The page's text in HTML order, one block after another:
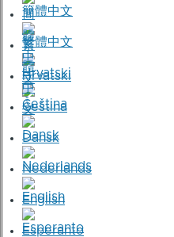
簡體中文
繁體中文
Hrvatski
Čeština
Dansk
Nederlands
English
Esperanto